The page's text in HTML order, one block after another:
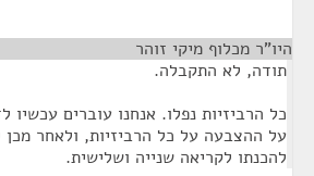
היו"ר מכלוף מיקי זוהר
תודה, לא התקבלה.
כל הרביזיות נפלו. אנחנו עוברים עכשיו
על ההצבעה על כל הרביזיות, ולאחר
להכנתו לקריאה שנייה ושלישית.